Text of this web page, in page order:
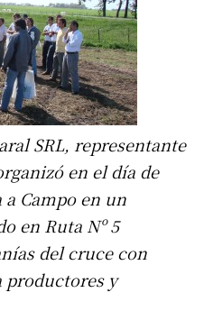
SRL, representante
en el día de
Campo en un
en Ruta Nº 5
del cruce con
productores y